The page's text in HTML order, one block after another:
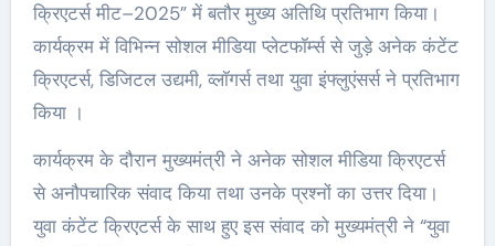
क्रिएटर्स मीट–2025” में बतौर मुख्य अतिथि प्रतिभाग किया।
कार्यक्रम में विभिन्न सोशल मीडिया प्लेटफॉर्म्स से जुड़े अनेक कंटेंट
क्रिएटर्स, डिजिटल उद्यमी, व्लॉगर्स तथा युवा इंफ्लुएंसर्स ने प्रतिभाग
किया ।
कार्यक्रम के दौरान मुख्यमंत्री ने अनेक सोशल मीडिया क्रिएटर्स
से अनौपचारिक संवाद किया तथा उनके प्रश्नों का उत्तर दिया।
युवा कंटेंट क्रिएटर्स के साथ हुए इस संवाद को मुख्यमंत्री ने “युवा